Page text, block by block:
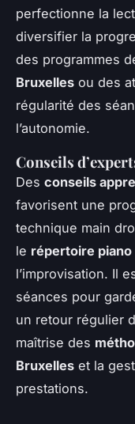
perfectionne la
diversifier la
des programmes
Bruxelles ou des
régularité des
l’autonomie.
Conseils
Des conseils
favorisent une
technique main
le répertoire piano
l’improvisation. Il
séances pour
un retour régulier
maîtrise des
Bruxelles et la
prestations.